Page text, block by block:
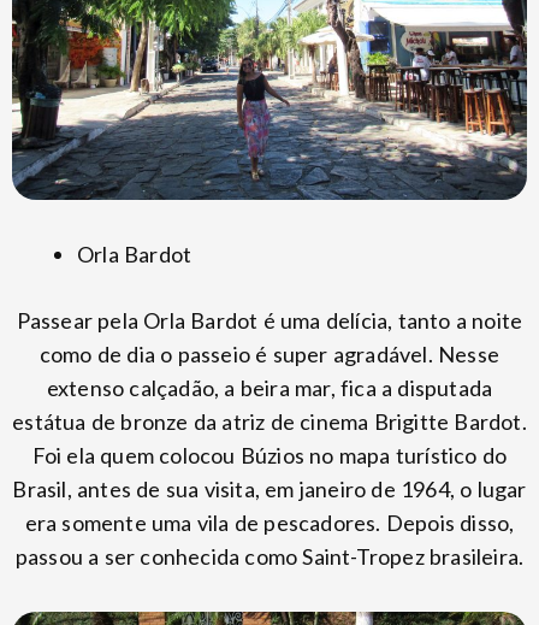
Orla Bardot
Passear pela Orla Bardot é uma delícia, tanto a noite
como de dia o passeio é super agradável. Nesse
extenso calçadão, a beira mar, fica a disputada
estátua de bronze da atriz de cinema Brigitte Bardot.
Foi ela quem colocou Búzios no mapa turístico do
Brasil, antes de sua visita, em janeiro de 1964, o lugar
era somente uma vila de pescadores. Depois disso,
passou a ser conhecida como Saint-Tropez brasileira.